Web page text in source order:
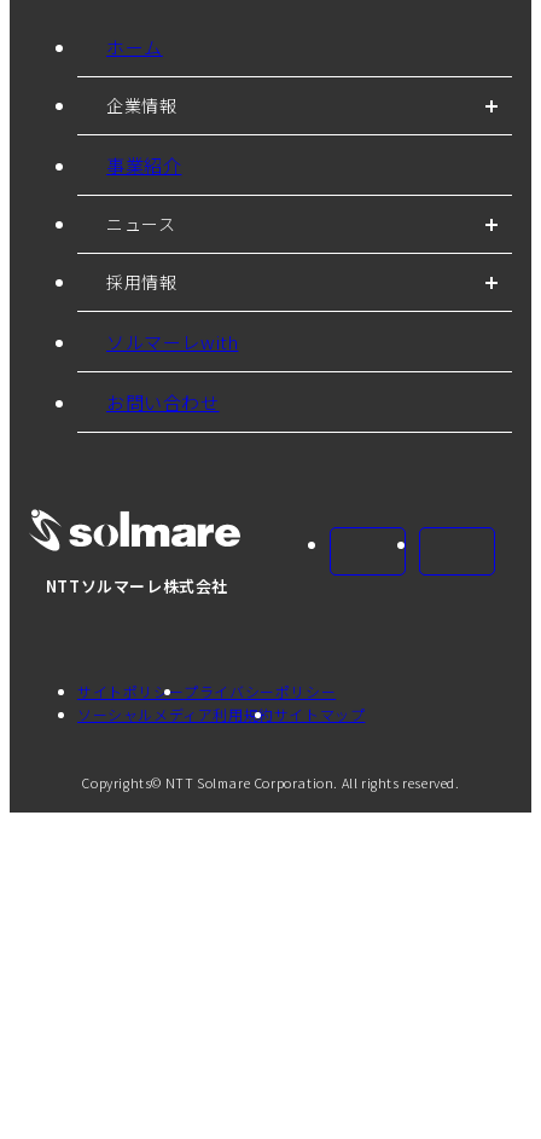
NTTソルマーレ株式会社
ホーム
企業情報
事業紹介
ニュース
採用情報
ソルマーレwith
お問い合わせ
サイトポリシープライバシーポリシー
ソーシャルメディア利用規約サイトマップ
Copyrights© NTT Solmare Corporation. All rights reserved.